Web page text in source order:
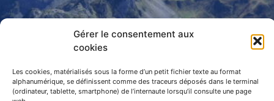
Gérer le consentement aux
cookies
Les cookies, matérialisés sous la forme d’un petit fichier texte au format
alphanumérique, se définissent comme des traceurs déposés dans le terminal
(ordinateur, tablette, smartphone) de l’internaute lorsqu’il consulte une page
Parc national des Pyrénées